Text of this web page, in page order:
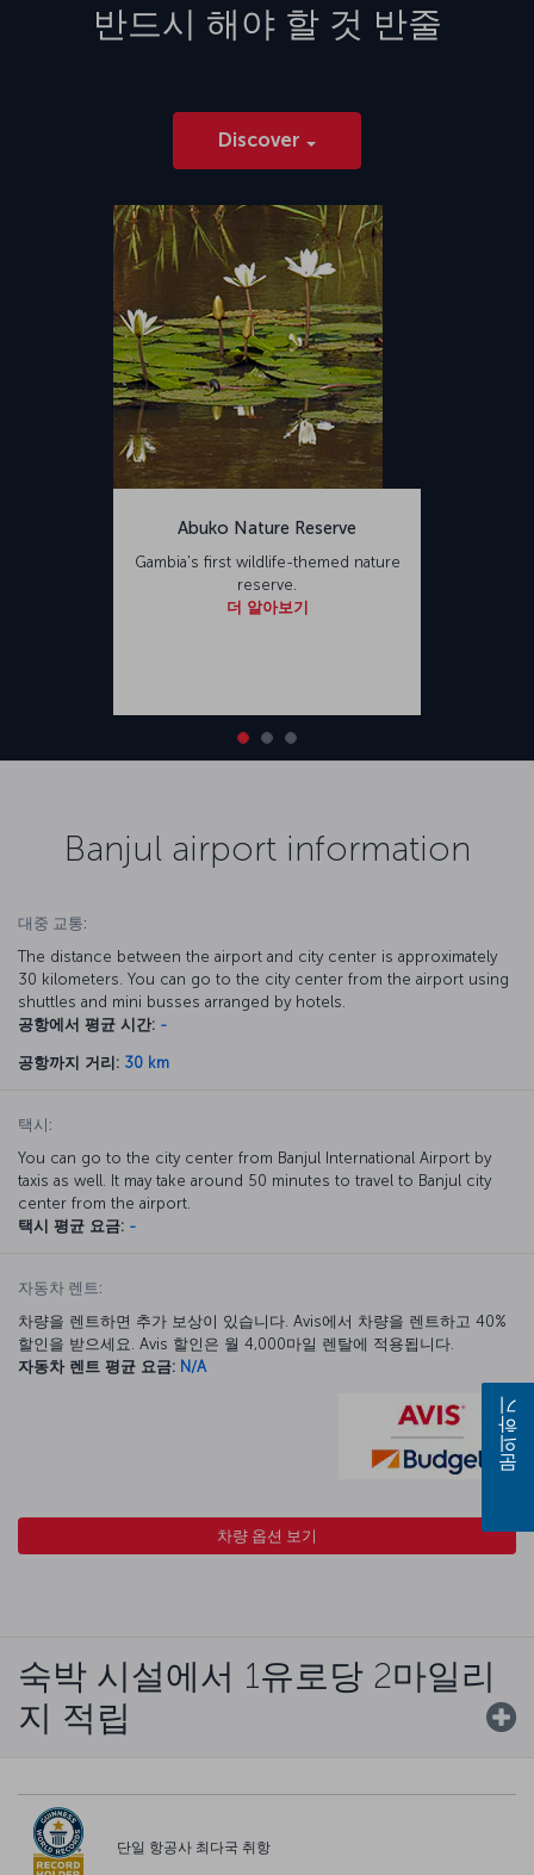
반드시 해야 할 것 반줄
Discover
Abuko Nature Reserve
Gambia's first wildlife-themed nature
reserve.
더 알아보기
Banjul airport information
대중 교통:
The distance between the airport and city center is approximately
30 kilometers. You can go to the city center from the airport using
shuttles and mini busses arranged by hotels.
공항에서 평균 시간: -
공항까지 거리: 30 km
택시:
You can go to the city center from Banjul International Airport by
taxis as well. It may take around 50 minutes to travel to Banjul city
center from the airport.
택시 평균 요금: -
자동차 렌트:
차량을 렌트하면 추가 보상이 있습니다. Avis에서 차량을 렌트하고 40%
할인을 받으세요. Avis 할인은 월 4,000마일 렌탈에 적용됩니다.
자동차 렌트 평균 요금: N/A
차량 옵션 보기
숙박 시설에서 1유로당 2마일리
지 적립
단일 항공사 최다국 취항
문의하기